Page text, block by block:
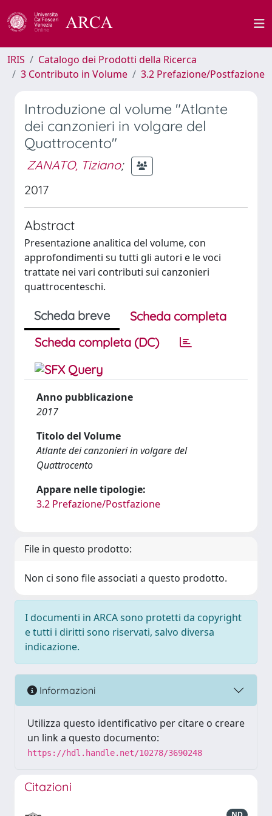
IRIS
Catalogo dei Prodotti della Ricerca
3 Contributo in Volume
3.2 Prefazione/Postfazione
Introduzione al volume "Atlante
dei canzonieri in volgare del
Quattrocento"
ZANATO, Tiziano;
2017
Abstract
Presentazione analitica del volume, con
approfondimenti su tutti gli autori e le voci
trattate nei vari contributi sui canzonieri
quattrocenteschi.
Scheda breve
Scheda completa
Scheda completa (DC)
Anno pubblicazione
2017
Titolo del Volume
Atlante dei canzonieri in volgare del
Quattrocento
Appare nelle tipologie:
3.2 Prefazione/Postfazione
File in questo prodotto:
Non ci sono file associati a questo prodotto.
I documenti in ARCA sono protetti da copyright
e tutti i diritti sono riservati, salvo diversa
indicazione.
Informazioni
Utilizza questo identificativo per citare o creare
un link a questo documento:
https://hdl.handle.net/10278/3690248
Citazioni